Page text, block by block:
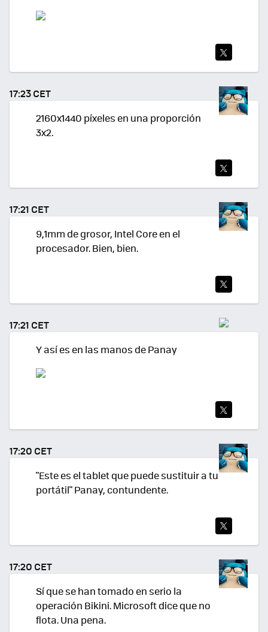
TEA
R
17:23 CET
2160x1440 píxeles en una proporción
3x2.
TEA
R
17:21 CET
9,1mm de grosor, Intel Core en el
procesador. Bien, bien.
TEA
R
17:21 CET
Y así es en las manos de Panay
TEA
R
17:20 CET
"Este es el tablet que puede sustituir a tu
portátil" Panay, contundente.
TEA
R
17:20 CET
Sí que se han tomado en serio la
operación Bikini. Microsoft dice que no
flota. Una pena.